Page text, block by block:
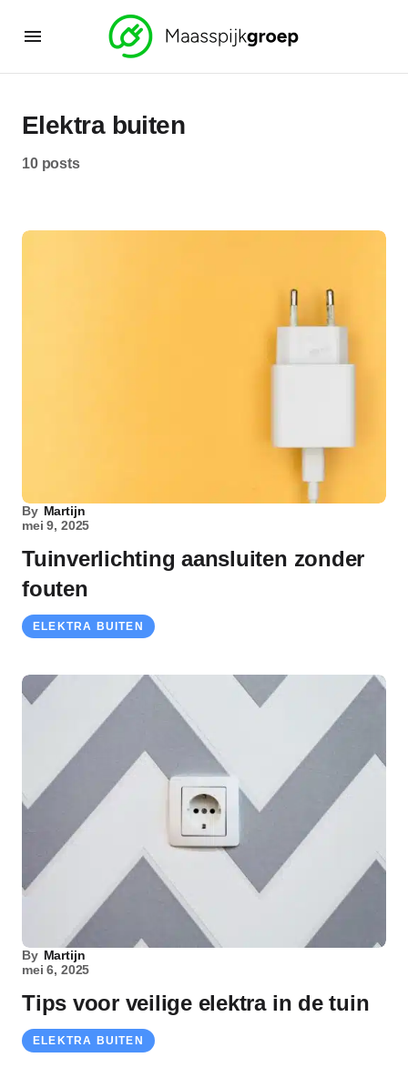
Elektra buiten
10 posts
By Martijn
mei 9, 2025
Tuinverlichting aansluiten zonder
fouten
ELEKTRA BUITEN
By Martijn
mei 6, 2025
Tips voor veilige elektra in de tuin
ELEKTRA BUITEN